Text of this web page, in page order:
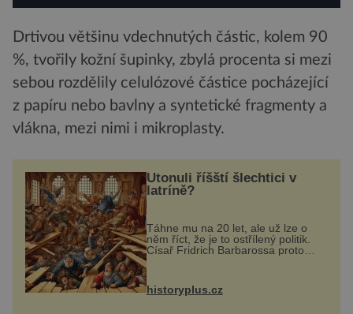
Drtivou většinu vdechnutých částic, kolem 90
%, tvořily kožní šupinky, zbylá procenta si mezi
sebou rozdělily celulózové částice pocházející
z papíru nebo bavlny a syntetické fragmenty a
vlákna, mezi nimi i mikroplasty.
Utonuli říšští šlechtici v
latríně?
Táhne mu na 20 let, ale už lze o
něm říct, že je to ostřílený politik.
Císař Fridrich Barbarossa proto
posílá svého syna a dědice
prostředníkem při řešení sporu m...
historyplus.cz